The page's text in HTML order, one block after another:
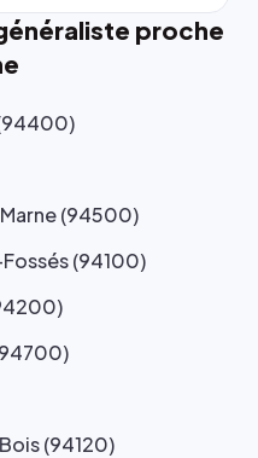
proche
(94500)
(94100)
(94120)